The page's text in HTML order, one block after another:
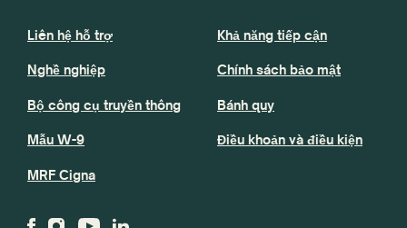
Liên hệ hỗ trợ
Nghề nghiệp
Bộ công cụ truyền thông
Mẫu W-9
MRF Cigna
Khả năng tiếp cận
Chính sách bảo mật
Bánh quy
Điều khoản và điều kiện